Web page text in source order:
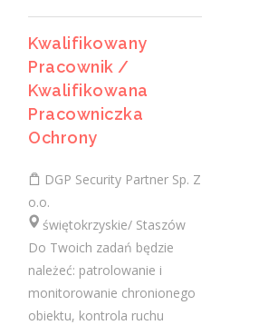
Kierownik projektu (k/m)
świętokrzyskie/ Kielce
Rekrutujemy dla : Naszego klienta:
generalnego wykonawcy z sektora
elektroenergetyki. Lokalizacja :
Warszawa/Kielce Zakres obowiązków:
Kompleksowe...
Kwalifikowany
Pracownik /
Kwalifikowana
Pracowniczka
Ochrony
DGP Security Partner Sp. Z
o.o.
świętokrzyskie/ Staszów
Do Twoich zadań będzie
należeć: patrolowanie i
monitorowanie chronionego
obiektu, kontrola ruchu